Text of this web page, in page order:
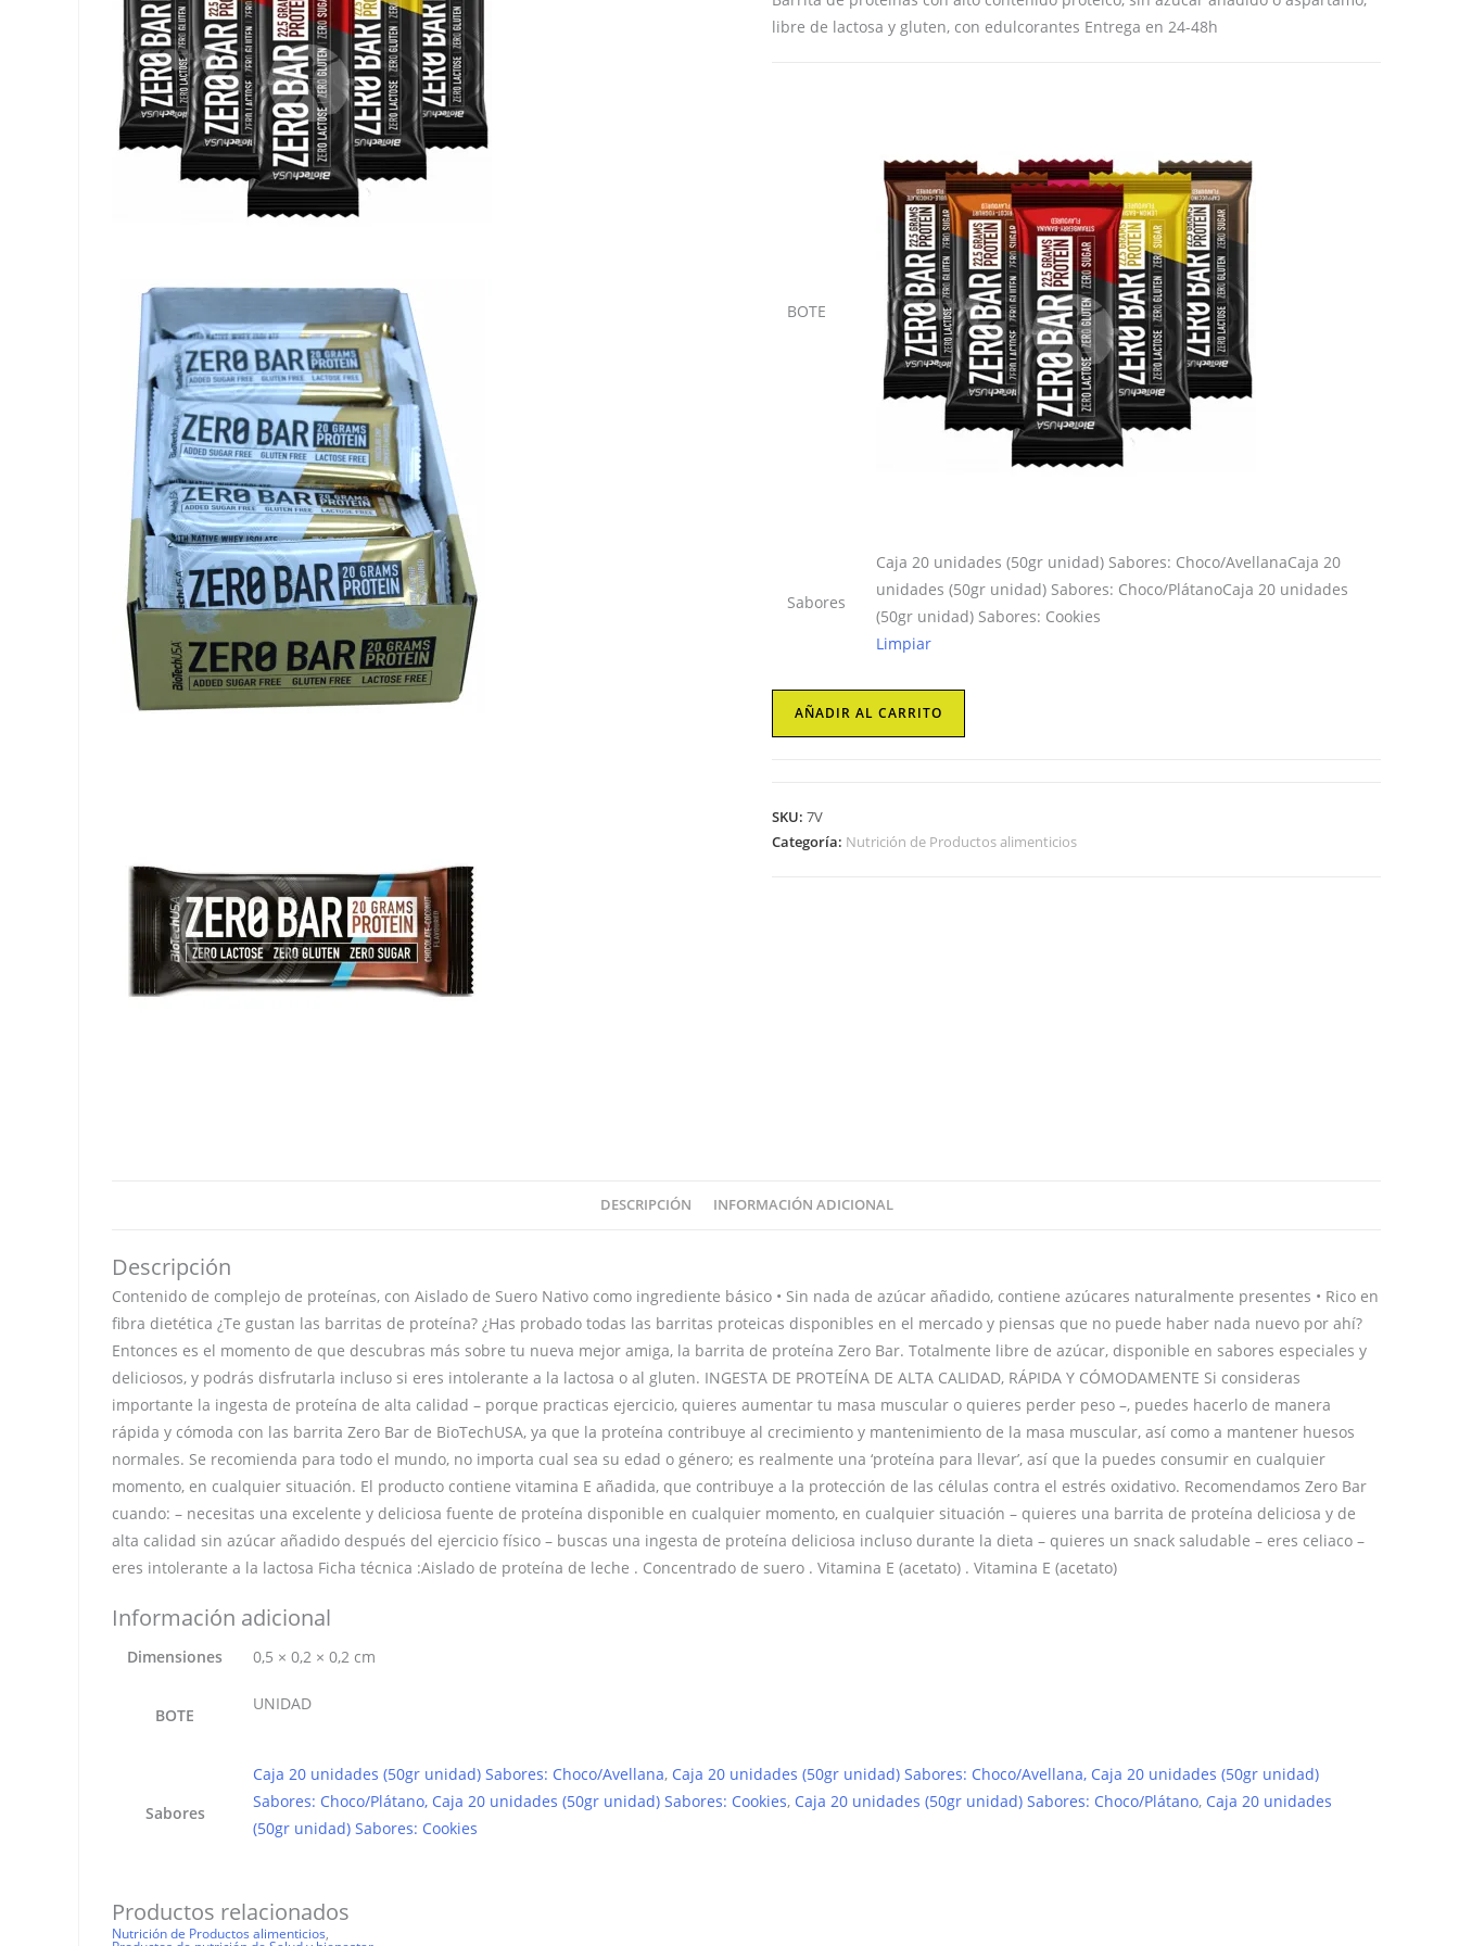
libre de lactosa y gluten, con edulcorantes Entrega en 24-48h
BOTE
Sabores
Caja 20 unidades (50gr unidad) Sabores: Choco/AvellanaCaja 20
unidades (50gr unidad) Sabores: Choco/PlátanoCaja 20 unidades
(50gr unidad) Sabores: Cookies
Limpiar
Barritas
USA
cantidad
AÑADIR AL CARRITO
SKU: 7V
Categoría: Nutrición de Productos alimenticios
DESCRIPCIÓN INFORMACIÓN ADICIONAL
Descripción
Contenido de complejo de proteínas, con Aislado de Suero Nativo como ingrediente básico • Sin nada de azúcar añadido, contiene azúcares naturalmente presentes • Rico en
fibra dietética ¿Te gustan las barritas de proteína? ¿Has probado todas las barritas proteicas disponibles en el mercado y piensas que no puede haber nada nuevo por ahí?
Entonces es el momento de que descubras más sobre tu nueva mejor amiga, la barrita de proteína Zero Bar. Totalmente libre de azúcar, disponible en sabores especiales y
deliciosos, y podrás disfrutarla incluso si eres intolerante a la lactosa o al gluten. INGESTA DE PROTEÍNA DE ALTA CALIDAD, RÁPIDA Y CÓMODAMENTE Si consideras
importante la ingesta de proteína de alta calidad – porque practicas ejercicio, quieres aumentar tu masa muscular o quieres perder peso –, puedes hacerlo de manera
rápida y cómoda con las barrita Zero Bar de BioTechUSA, ya que la proteína contribuye al crecimiento y mantenimiento de la masa muscular, así como a mantener huesos
normales. Se recomienda para todo el mundo, no importa cual sea su edad o género; es realmente una ‘proteína para llevar’, así que la puedes consumir en cualquier
momento, en cualquier situación. El producto contiene vitamina E añadida, que contribuye a la protección de las células contra el estrés oxidativo. Recomendamos Zero Bar
cuando: – necesitas una excelente y deliciosa fuente de proteína disponible en cualquier momento, en cualquier situación – quieres una barrita de proteína deliciosa y de
alta calidad sin azúcar añadido después del ejercicio físico – buscas una ingesta de proteína deliciosa incluso durante la dieta – quieres un snack saludable – eres celiaco –
eres intolerante a la lactosa Ficha técnica :Aislado de proteína de leche . Concentrado de suero . Vitamina E (acetato) . Vitamina E (acetato)
Información adicional
Dimensiones 0,5 × 0,2 × 0,2 cm
BOTE
UNIDAD
Sabores
Caja 20 unidades (50gr unidad) Sabores: Choco/Avellana, Caja 20 unidades (50gr unidad) Sabores: Choco/Avellana, Caja 20 unidades (50gr unidad)
Sabores: Choco/Plátano, Caja 20 unidades (50gr unidad) Sabores: Cookies, Caja 20 unidades (50gr unidad) Sabores: Choco/Plátano, Caja 20 unidades
(50gr unidad) Sabores: Cookies
Productos relacionados
Nutrición de Productos alimenticios,